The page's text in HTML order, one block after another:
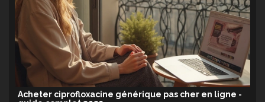
Acheter ciprofloxacine générique pas cher en ligne -